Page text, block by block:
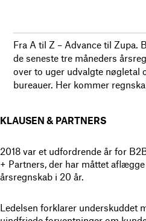
Fra A til Z – Advance til Zupa.
de seneste tre måneders
over to uger udvalgte nøgletal
bureauer. Her kommer
KLAUSEN & PARTNERS
2018 var et udfordrende år for
+ Partners, der har måttet
årsregnskab i 20 år.
Ledelsen forklarer underskuddet